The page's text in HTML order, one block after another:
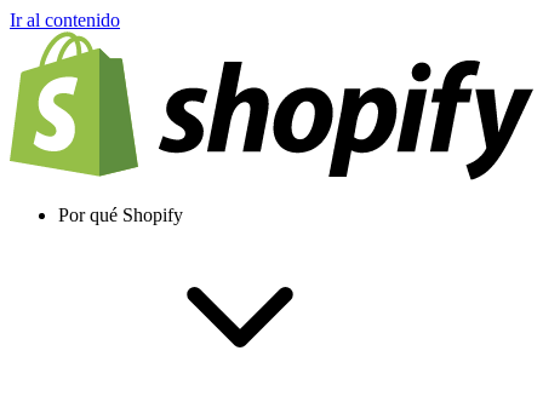
Ir al contenido
Por qué Shopify